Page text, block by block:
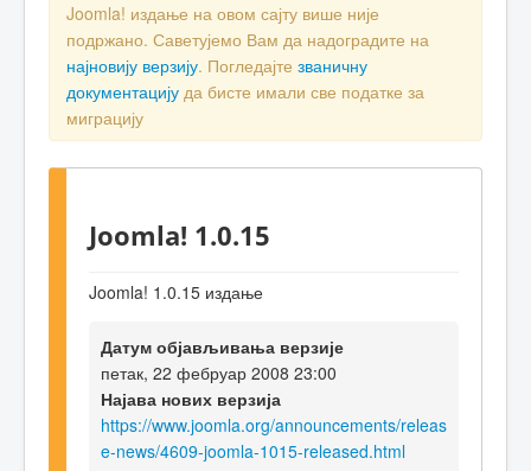
Joomla! издање на овом сајту више није
подржано. Саветујемо Вам да надоградите на
најновију верзију. Погледајте званичну
документацију да бисте имали све податке за
миграцију
Joomla! 1.0.15
Joomla! 1.0.15 издање
Датум објављивања верзије
петак, 22 фебруар 2008 23:00
Најава нових верзија
https://www.joomla.org/announcements/releas
e-news/4609-joomla-1015-released.html